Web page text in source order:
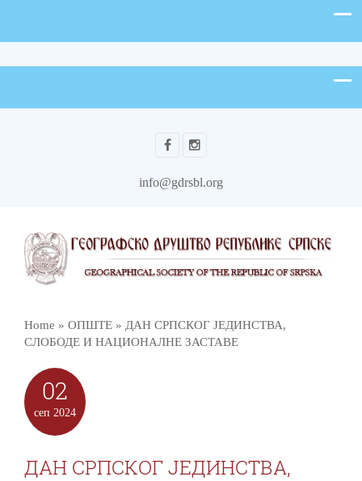
info@gdrsbl.org
Home » ОПШТЕ » ДАН СРПСКОГ ЈЕДИНСТВА,
СЛОБОДЕ И НАЦИОНАЛНЕ ЗАСТАВЕ
02
сеп 2024
ДАН СРПСКОГ ЈЕДИНСТВА,